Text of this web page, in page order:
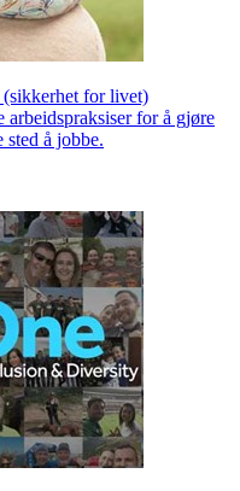
for livet)
for å gjøre
å jobbe.